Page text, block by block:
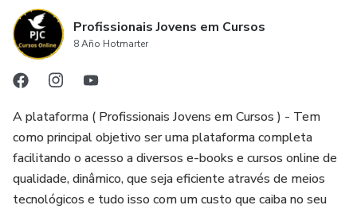
compartida para promover juntos la esperanza, la inclusión
y verdaderas políticas de cuidado.
Profissionais Jovens em Cursos
8 Año Hotmarter
A plataforma ( Profissionais Jovens em Cursos ) - Tem
como principal objetivo ser uma plataforma completa
facilitando o acesso a diversos e-books e cursos online de
qualidade, dinâmico, que seja eficiente através de meios
tecnológicos e tudo isso com um custo que caiba no seu